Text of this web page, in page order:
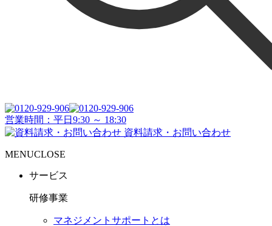
営業時間：平日9:30 ～ 18:30
資料請求・お問い合わせ
MENUCLOSE
サービス
研修事業
マネジメントサポートとは